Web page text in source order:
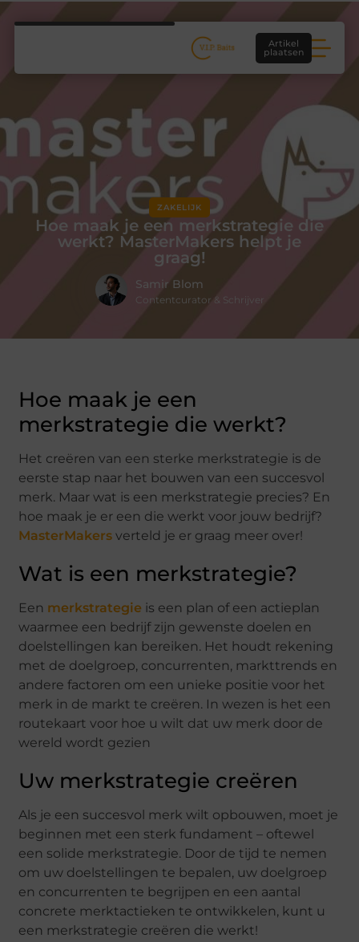
Artikel
plaatsen
ZAKELIJK
Hoe maak je een merkstrategie die
werkt? MasterMakers helpt je
graag!
Samir Blom
Contentcurator & Schrijver
Hoe maak je een
merkstrategie die werkt?
Het creëren van een sterke merkstrategie is de
eerste stap naar het bouwen van een succesvol
merk. Maar wat is een merkstrategie precies? En
hoe maak je er een die werkt voor jouw bedrijf?
MasterMakers verteld je er graag meer over!
Wat is een merkstrategie?
Een merkstrategie is een plan of een actieplan
waarmee een bedrijf zijn gewenste doelen en
doelstellingen kan bereiken. Het houdt rekening
met de doelgroep, concurrenten, markttrends en
andere factoren om een unieke positie voor het
merk in de markt te creëren. In wezen is het een
routekaart voor hoe u wilt dat uw merk door de
wereld wordt gezien
Uw merkstrategie creëren
Als je een succesvol merk wilt opbouwen, moet je
beginnen met een sterk fundament – oftewel
een solide merkstrategie. Door de tijd te nemen
om uw doelstellingen te bepalen, uw doelgroep
en concurrenten te begrijpen en een aantal
concrete merktactieken te ontwikkelen, kunt u
een merkstrategie creëren die werkt!